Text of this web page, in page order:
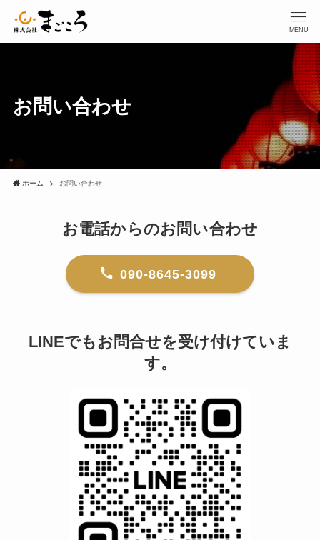
MENU
お問い合わせ
ホーム お問い合わせ
お電話からのお問い合わせ
090-8645-3099
LINEでもお問合せを受け付けていま
す。